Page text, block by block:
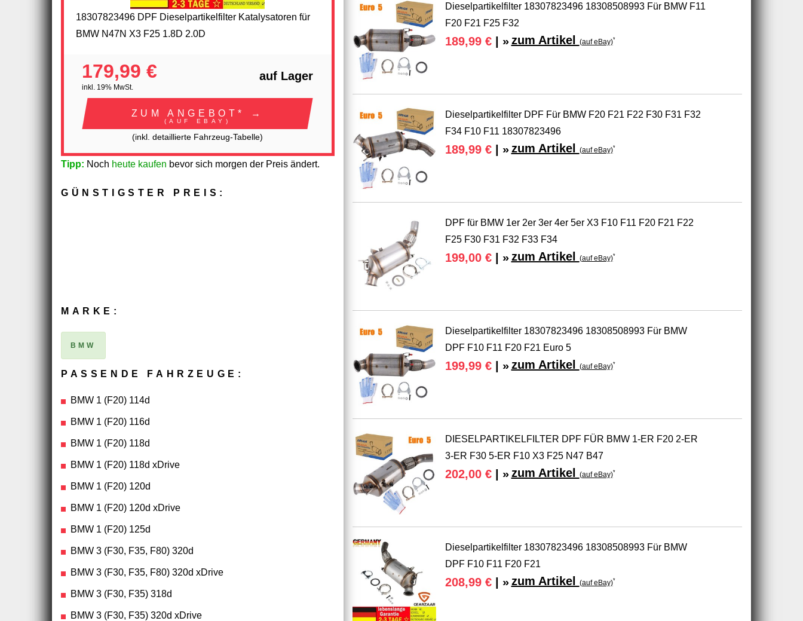
18307823496 DPF Dieselpartikelfilter Katalysatoren für
BMW N47N X3 F25 1.8D 2.0D
179,99 €
inkl. 19% MwSt.
auf Lager
ZUM ANGEBOT* →
(AUF EBAY)
(inkl. detaillierte Fahrzeug-Tabelle)
Tipp: Noch heute kaufen bevor sich morgen der Preis ändert.
GÜNSTIGSTER PREIS:
MARKE:
BMW
PASSENDE FAHRZEUGE:
BMW 1 (F20) 114d
BMW 1 (F20) 116d
BMW 1 (F20) 118d
BMW 1 (F20) 118d xDrive
BMW 1 (F20) 120d
BMW 1 (F20) 120d xDrive
BMW 1 (F20) 125d
BMW 3 (F30, F35, F80) 320d
BMW 3 (F30, F35, F80) 320d xDrive
BMW 3 (F30, F35) 318d
BMW 3 (F30, F35) 320d xDrive
Dieselpartikelfilter 18307823496 18308508993 Für BMW F11
F20 F21 F25 F32
189,99 €| » zum Artikel (auf eBay)*
Dieselpartikelfilter DPF Für BMW F20 F21 F22 F30 F31 F32
F34 F10 F11 18307823496
189,99 €| » zum Artikel (auf eBay)*
DPF für BMW 1er 2er 3er 4er 5er X3 F10 F11 F20 F21 F22
F25 F30 F31 F32 F33 F34
199,00 €| » zum Artikel (auf eBay)*
Dieselpartikelfilter 18307823496 18308508993 Für BMW
DPF F10 F11 F20 F21 Euro 5
199,99 €| » zum Artikel (auf eBay)*
DIESELPARTIKELFILTER DPF FÜR BMW 1-ER F20 2-ER
3-ER F30 5-ER F10 X3 F25 N47 B47
202,00 €| » zum Artikel (auf eBay)*
Dieselpartikelfilter 18307823496 18308508993 Für BMW
DPF F10 F11 F20 F21
208,99 €| » zum Artikel (auf eBay)*